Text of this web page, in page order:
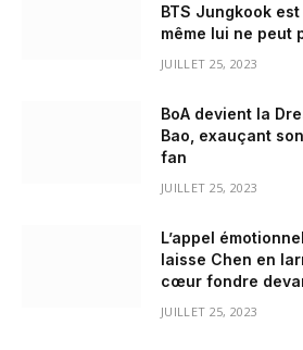
BTS Jungkook
même lui ne peut
JUILLET 25, 2023
BoA devient la
Bao, exauçant
fan
JUILLET 25, 2023
L’appel
laisse Chen en
cœur fondre
JUILLET 25, 2023